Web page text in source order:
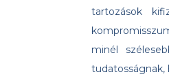
tartozások
minél
tudatosságnak,